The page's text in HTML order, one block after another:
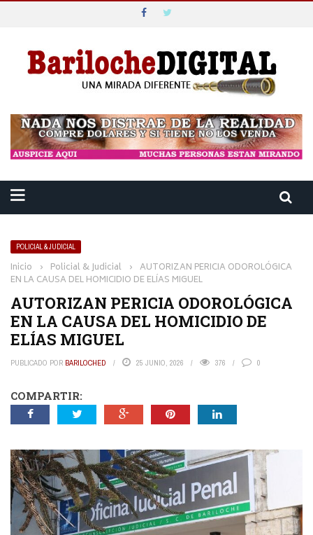
POLICIAL & JUDICIAL
Inicio › Policial & Judicial › AUTORIZAN PERICIA ODOROLÓGICA
EN LA CAUSA DEL HOMICIDIO DE ELÍAS MIGUEL
AUTORIZAN PERICIA ODOROLÓGICA
EN LA CAUSA DEL HOMICIDIO DE
ELÍAS MIGUEL
PUBLICADO POR BARILOCHED 25 JUNIO, 2026 376 0
COMPARTIR: